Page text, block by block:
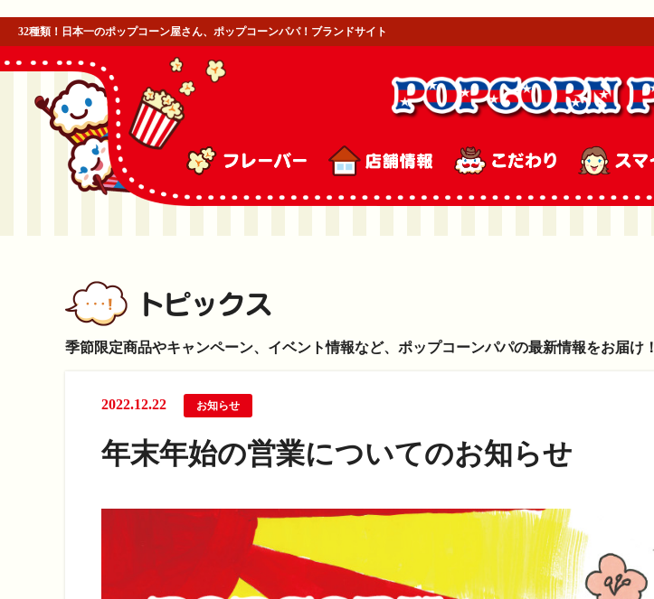
32種類！日本一のポップコーン屋さん、ポップコーンパパ！ブランドサイト
季節限定商品やキャンペーン、イベント情報など、ポップコーンパパの最新情報をお届け！
2022.12.22 お知らせ
年末年始の営業についてのお知らせ